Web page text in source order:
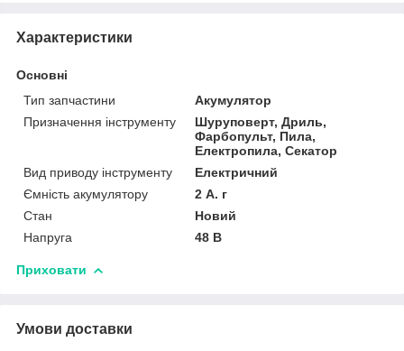
Характеристики
Основні
Тип запчастини
Акумулятор
Призначення інструменту
Шуруповерт, Дриль,
Фарбопульт, Пила,
Електропила, Секатор
Вид приводу інструменту
Електричний
Ємність акумулятору
2 А. г
Стан
Новий
Напруга
48 В
Приховати
Умови доставки